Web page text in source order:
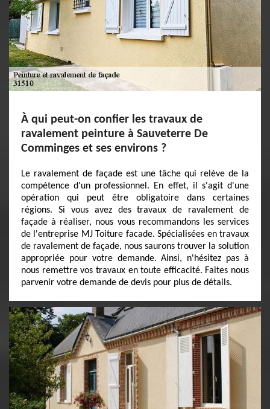
À qui peut-on confier les travaux de
ravalement peinture à Sauveterre De
Comminges et ses environs ?
Le ravalement de façade est une tâche qui relève de la
compétence d'un professionnel. En effet, il s'agit d'une
opération qui peut être obligatoire dans certaines
régions. Si vous avez des travaux de ravalement de
façade à réaliser, nous vous recommandons les services
de l'entreprise MJ Toiture facade. Spécialisées en travaux
de ravalement de façade, nous saurons trouver la solution
appropriée pour votre demande. Ainsi, n'hésitez pas à
nous remettre vos travaux en toute efficacité. Faites nous
parvenir votre demande de devis pour plus de détails.